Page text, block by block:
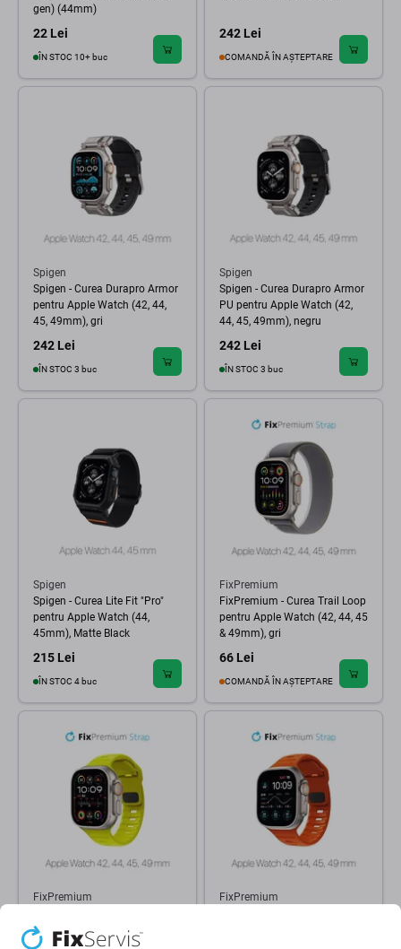
gen) (44mm)
22 Lei
ÎN STOC 10+ buc
242 Lei
COMANDĂ ÎN AȘTEPTARE
Spigen
Spigen - Curea Durapro Armor
pentru Apple Watch (42, 44,
45, 49mm), gri
242 Lei
ÎN STOC 3 buc
Spigen
Spigen - Curea Durapro Armor
PU pentru Apple Watch (42,
44, 45, 49mm), negru
242 Lei
ÎN STOC 3 buc
Spigen
Spigen - Curea Lite Fit "Pro"
pentru Apple Watch (44,
45mm), Matte Black
215 Lei
ÎN STOC 4 buc
FixPremium
FixPremium - Curea Trail Loop
pentru Apple Watch (42, 44, 45
& 49mm), gri
66 Lei
COMANDĂ ÎN AȘTEPTARE
FixPremium
Silicone pentru Apple Watch
(42, 44, 45 & 49mm), tartrazine
FixPremium